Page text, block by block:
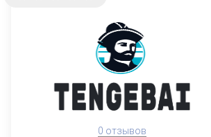
0 отзывов